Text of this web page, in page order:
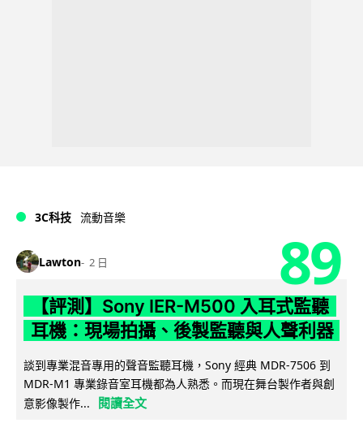
3C科技 流動音樂
Lawton 2 日 89
【評測】Sony IER-M500 入耳式監聽
耳機：現場拍攝、後製監聽與人聲利器
談到專業混音專用的聲音監聽耳機，Sony 經典 MDR-7506 到
MDR-M1 專業錄音室耳機都為人熟悉。而現在舞台製作者與創
意影像製作...
閱讀全文